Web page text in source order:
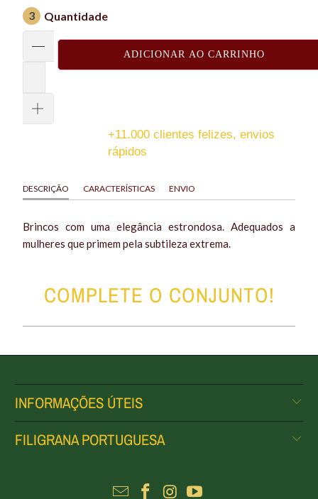
3 Quantidade
ADICIONAR AO CARRINHO
+11.000 clientes felizes, envios
rápidos
DESCRIÇÃO CARACTERÍSTICAS ENVIO
Brincos com uma elegância estrondosa. Adequados a
mulheres que primem pela subtileza extrema.
COMPLETE O CONJUNTO!
INFORMAÇÕES ÚTEIS
FILIGRANA PORTUGUESA